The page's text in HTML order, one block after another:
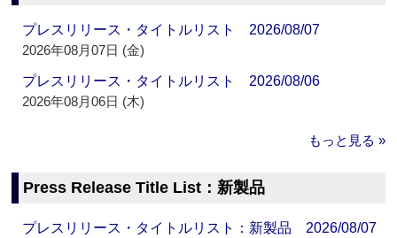
プレスリリース・タイトルリスト 2026/08/07
2026年08月07日 (金)
プレスリリース・タイトルリスト 2026/08/06
2026年08月06日 (木)
もっと見る »
Press Release Title List：新製品
プレスリリース・タイトルリスト：新製品 2026/08/07